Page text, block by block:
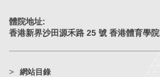
體院地址:
香港新界沙田源禾路 25 號 香港體育學院
網站目錄